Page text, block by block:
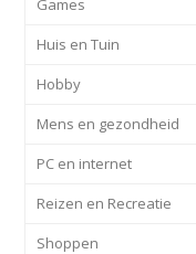
Games
Huis en Tuin
Hobby
Mens en gezondheid
PC en internet
Reizen en Recreatie
Shoppen